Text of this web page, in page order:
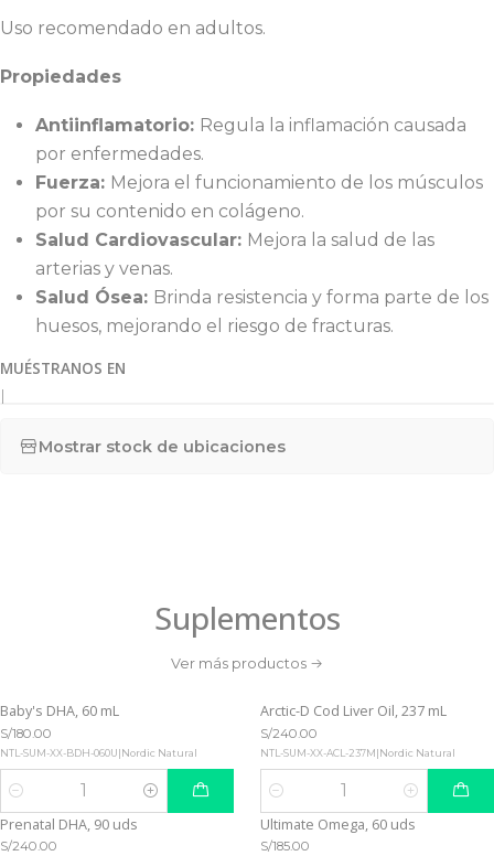
Uso recomendado en adultos.
Propiedades
Antiinflamatorio: Regula la inflamación causada
por enfermedades.
Fuerza: Mejora el funcionamiento de los músculos
por su contenido en colágeno.
Salud Cardiovascular: Mejora la salud de las
arterias y venas.
Salud Ósea: Brinda resistencia y forma parte de los
huesos, mejorando el riesgo de fracturas.
MUÉSTRANOS EN
|
Mostrar stock de ubicaciones
Suplementos
Ver más productos
Baby's DHA, 60 mL
S/180.00
NTL-SUM-XX-BDH-060U|Nordic Natural
Cantidad
Arctic-D Cod Liver Oil, 237 mL
S/240.00
NTL-SUM-XX-ACL-237M|Nordic Natural
Cantidad
Prenatal DHA, 90 uds
S/240.00
Ultimate Omega, 60 uds
S/185.00